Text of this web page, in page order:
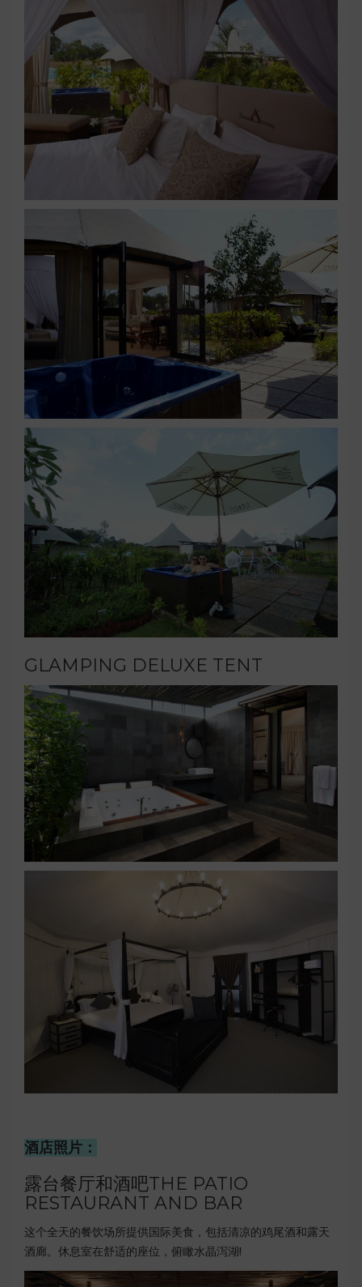
GLAMPING DELUXE TENT
酒店照片：
露台餐厅和酒吧THE PATIO
RESTAURANT AND BAR
这个全天的餐饮场所提供国际美食，包括清凉的鸡尾酒和露天
酒廊。休息室在舒适的座位，俯瞰水晶泻湖!